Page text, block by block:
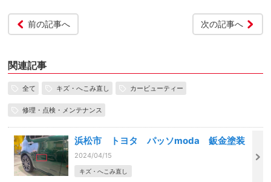
前の記事へ 次の記事へ
関連記事
全て キズ・へこみ直し カービューティー
修理・点検・メンテナンス
浜松市 トヨタ パッソmoda 鈑金塗装
2024/04/15
キズ・へこみ直し